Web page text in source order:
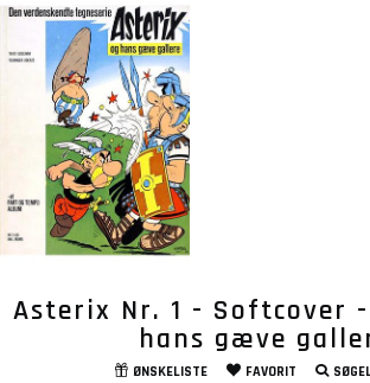
Asterix Nr. 1 - Softcover
hans gæve
ØNSKELISTE FAVORIT